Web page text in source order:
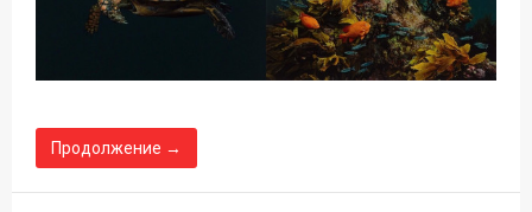
Продолжение →